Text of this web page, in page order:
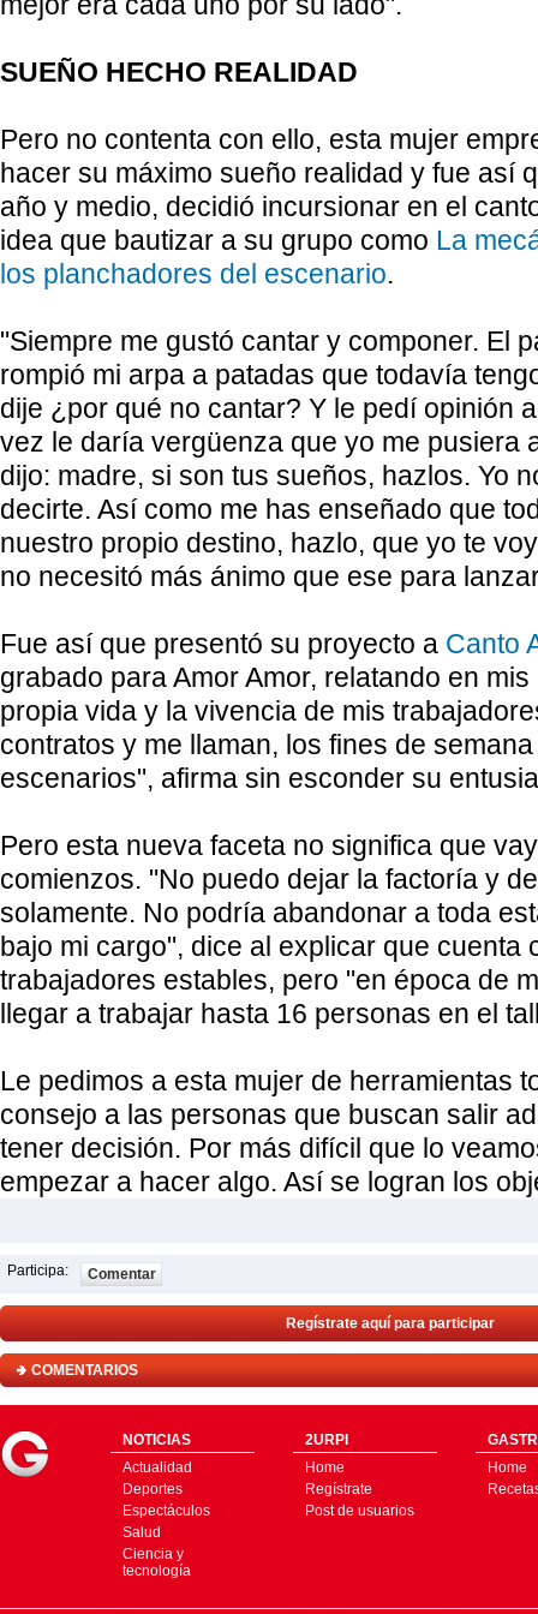
SUEÑO HECHO REALIDAD
Pero no contenta con ello, esta mujer
hacer su máximo sueño realidad y fue así
año y medio, decidió incursionar en el
idea que bautizar a su grupo como La
los planchadores del escenario.
"Siempre me gustó cantar y componer. El
rompió mi arpa a patadas que todavía
dije ¿por qué no cantar? Y le pedí opinión
vez le daría vergüenza que yo me pusiera
dijo: madre, si son tus sueños, hazlos. Yo
decirte. Así como me has enseñado que
nuestro propio destino, hazlo, que yo te
no necesitó más ánimo que ese para
Fue así que presentó su proyecto a Canto
grabado para Amor Amor, relatando en
propia vida y la vivencia de mis
contratos y me llaman, los fines de
escenarios", afirma sin esconder su
Pero esta nueva faceta no significa que
comienzos. "No puedo dejar la factoría y
solamente. No podría abandonar a toda
bajo mi cargo", dice al explicar que cuenta
trabajadores estables, pero "en época de
llegar a trabajar hasta 16 personas en el
Le pedimos a esta mujer de herramientas
consejo a las personas que buscan salir
tener decisión. Por más difícil que lo
empezar a hacer algo. Así se logran los
Participa: Comentar
Regístrate aquí para participar
COMENTARIOS
NOTICIAS
Actualidad
Deportes
Espectáculos
Salud
Ciencia y
tecnología
2URPI
Home
Regístrate
Post de usuarios
Home